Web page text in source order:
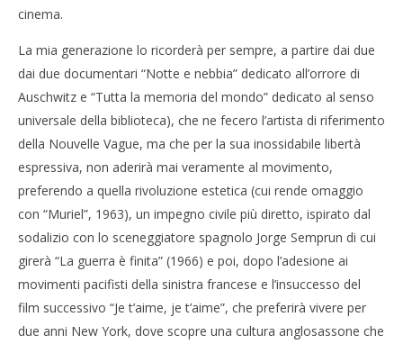
cinema.
La mia generazione lo ricorderà per sempre, a partire dai due
dai due documentari “Notte e nebbia” dedicato all’orrore di
Auschwitz e “Tutta la memoria del mondo” dedicato al senso
universale della biblioteca), che ne fecero l’artista di riferimento
della Nouvelle Vague, ma che per la sua inossidabile libertà
espressiva, non aderirà mai veramente al movimento,
preferendo a quella rivoluzione estetica (cui rende omaggio
con “Muriel”, 1963), un impegno civile più diretto, ispirato dal
sodalizio con lo sceneggiatore spagnolo Jorge Semprun di cui
girerà “La guerra è finita” (1966) e poi, dopo l’adesione ai
movimenti pacifisti della sinistra francese e l’insuccesso del
film successivo “Je t’aime, je t’aime”, che preferirà vivere per
due anni New York, dove scopre una cultura anglosassone che